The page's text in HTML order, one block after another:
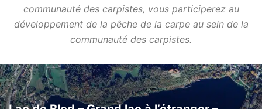
communauté des carpistes, vous participerez au
développement de la pêche de la carpe au sein de la
communauté des carpistes.